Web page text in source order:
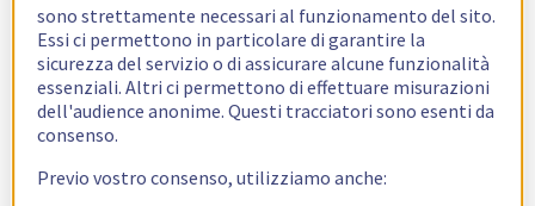
sono strettamente necessari al funzionamento del sito.
Essi ci permettono in particolare di garantire la
sicurezza del servizio o di assicurare alcune funzionalità
essenziali. Altri ci permettono di effettuare misurazioni
dell'audience anonime. Questi tracciatori sono esenti da
consenso.
Previo vostro consenso, utilizziamo anche: